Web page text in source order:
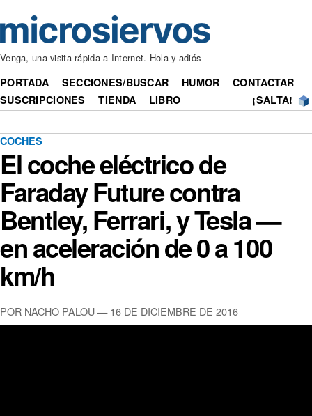
Venga, una visita rápida a Internet. Hola y adiós
PORTADA SECCIONES/BUSCAR HUMOR
CONTACTAR
SUSCRIPCIONES
TIENDA LIBRO ¡SALTA!
COCHES
El coche eléctrico de
Faraday Future contra
Bentley, Ferrari, y Tesla —
en aceleración de 0 a 100
km/h
POR NACHO PALOU — 16 DE DICIEMBRE DE 2016